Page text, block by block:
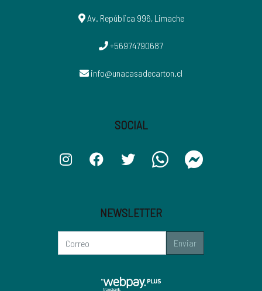
Av. República 996, Limache
+56974790687
info@unacasadecarton.cl
SOCIAL
NEWSLETTER
Enviar